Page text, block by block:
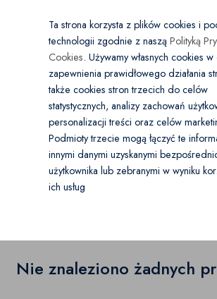
Wybierz kategorię
Belizna damska
Bielizna modelująca(0)
Biustonosze (0)
Gorsety (0)
Komplety(0)
Koszule nocne(0)
Kraj PL
Moda Belizna damska Gorsety
Gorsety (0)
Nie znaleziono żadnych
Ta strona korzysta z plików cookies i
technologii zgodnie z nasząPolityką
Cookies. Używamy własnych cookies w
zapewnienia prawidłowego działania
także cookies stron trzecich do celów
statystycznych, analizy zachowań
personalizacji treści oraz celów
Podmioty trzecie mogą łączyć te
innymi danymi uzyskanymi
użytkownika lub zebranymi w wyniku
ich usług